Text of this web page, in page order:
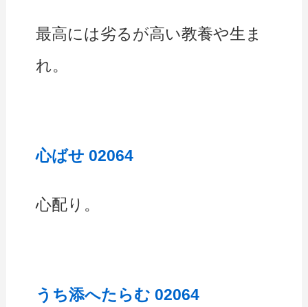
最高には劣るが高い教養や生ま
れ。
心ばせ 02064
心配り。
うち添へたらむ 02064